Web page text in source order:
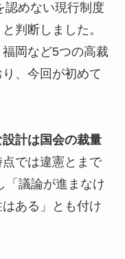
認めない現行制度
判断しました。
岡など5つの高裁
、今回が初めて
設計は国会の裁量
点では違憲とまで
「議論が進まなけ
ある」とも付け